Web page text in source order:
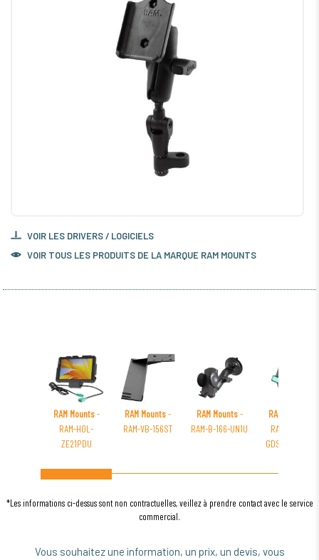
VOIR LES DRIVERS / LOGICIELS
VOIR TOUS LES PRODUITS DE LA MARQUE RAM MOUNTS
RAM Mounts-
RAM-HOL-
ZE21PDU
RAM Mounts-
RAM-VB-156ST
RAM Mounts-
RAM-B-166-UN1U
RAM Mounts
RAM-B-400-
GDS-DOCK-V1U
*Les informations ci-dessus sont non contractuelles, veillez à prendre contact avec le service
commercial.
Vous souhaitez une information, un prix, un devis, vous